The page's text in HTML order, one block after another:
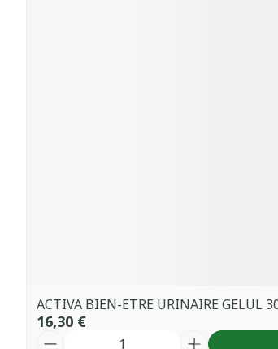
ACTIVA BIEN-ETRE URINAIRE GELUL
16,30 €